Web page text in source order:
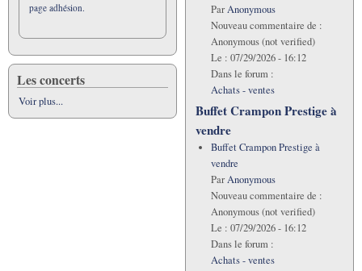
page adhésion.
Les concerts
Voir plus...
ParAnonymous
Nouveau commentaire de :
Anonymous (not verified)
Le : 07/29/2026 - 16:12
Dans le forum :
Achats - ventes
Buffet Crampon Prestige à
vendre
Buffet Crampon Prestige à
vendre
ParAnonymous
Nouveau commentaire de :
Anonymous (not verified)
Le : 07/29/2026 - 16:12
Dans le forum :
Achats - ventes